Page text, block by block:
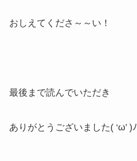
おしえてくださ～～い！
最後まで読んでいただき
ありがとうございました( ‘ω’ )ﾉ